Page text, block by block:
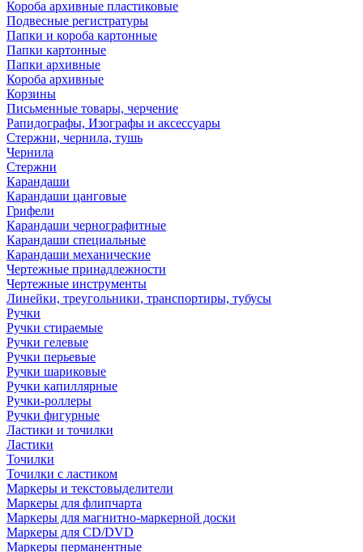
Короба архивные пластиковые
Подвесные регистратуры
Папки и короба картонные
Папки картонные
Папки архивные
Короба архивные
Корзины
Письменные товары, черчение
Рапидографы, Изографы и аксессуары
Стержни, чернила, тушь
Чернила
Стержни
Карандаши
Карандаши цанговые
Грифели
Карандаши чернографитные
Карандаши специальные
Карандаши механические
Чертежные принадлежности
Чертежные инструменты
Линейки, треугольники, транспортиры, тубусы
Ручки
Ручки стираемые
Ручки гелевые
Ручки перьевые
Ручки шариковые
Ручки капиллярные
Ручки-роллеры
Ручки фигурные
Ластики и точилки
Ластики
Точилки
Точилки с ластиком
Маркеры и текстовыделители
Маркеры для флипчарта
Маркеры для магнитно-маркерной доски
Маркеры для CD/DVD
Маркеры перманентные